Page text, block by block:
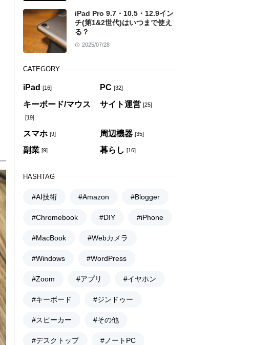
iPad Pro 9.7・10.5・12.9イン
チ(第1&2世代)はいつまで使え
る？
2025/07/28
CATEGORY
iPad [16] PC [32]
キーボード/マウス
[19]
サイト運営 [25]
スマホ [9] 周辺機器 [35]
副業 [9] 暮らし [16]
HASHTAG
#AI技術 #Amazon #Blogger
#Chromebook #DIY #iPhone
#MacBook #Webカメラ
#Windows #WordPress
#Zoom #アプリ #イヤホン
#キーボード #ジンドゥー
#スピーカー #その他
#デスクトップ #ノートPC